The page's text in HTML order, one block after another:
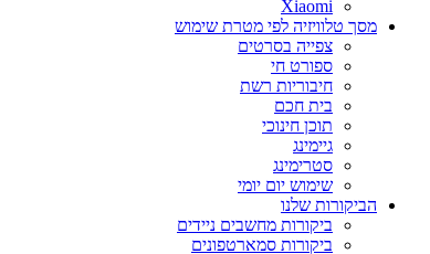
Xiaomi
מסך טלוויזיה לפי מטרת שימוש
צפייה בסרטים
ספורט חי
חיבוריות רשת
בית חכם
תוכן חינוכי
גיימינג
סטרימינג
שימוש יום יומי
הביקורות שלנו
ביקורות מחשבים ניידים
ביקורות סמארטפונים